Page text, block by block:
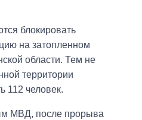
блокировать
на затопленном
области. Тем не
территории
112 человек.
МВД, после прорыва